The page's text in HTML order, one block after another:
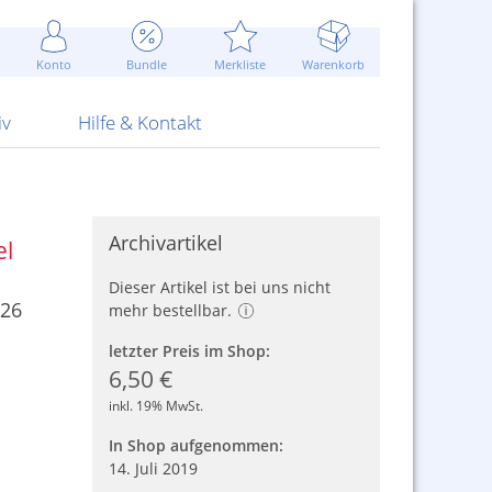
Konto Bundle Merkliste Warenkorb
Attrappen Blitzschnell...
Sommerpreise u.v.m.
ARS Pirotecnia
Hilfe & Kontakt
Kontaktformular
AGB
Archivartikel
Dieser Artikel ist bei uns nicht
mehr bestellbar.
letzter Preis im Shop:
6,50 €
inkl. 19% MwSt.
In Shop aufgenommen:
14. Juli 2019